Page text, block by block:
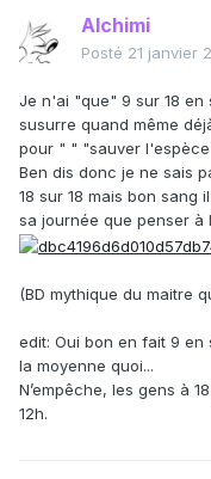
Alchimi
Posté 21 janvier
Je n'ai "que" 9 sur 18 en
susurre quand même
pour " " "sauver
Ben dis donc je ne sais
18 sur 18 mais bon sang
sa journée que penser
(BD mythique du maitre
edit: Oui bon en fait 9
la moyenne quoi...
N’empêche, les gens à
12h.